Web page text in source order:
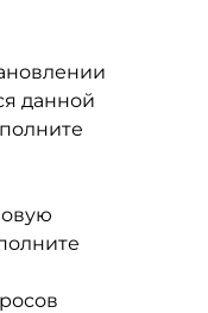
данной